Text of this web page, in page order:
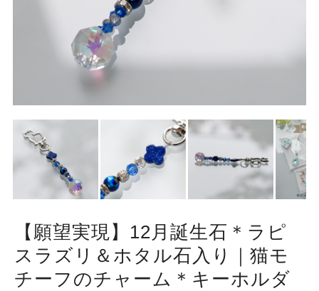
【願望実現】12月誕生石＊ラピ
スラズリ＆ホタル石入り｜猫モ
チーフのチャーム＊キーホルダ